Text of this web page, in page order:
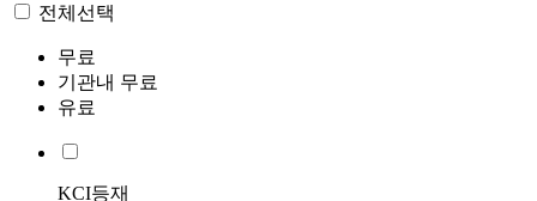
전체선택
무료
기관내 무료
유료
KCI등재